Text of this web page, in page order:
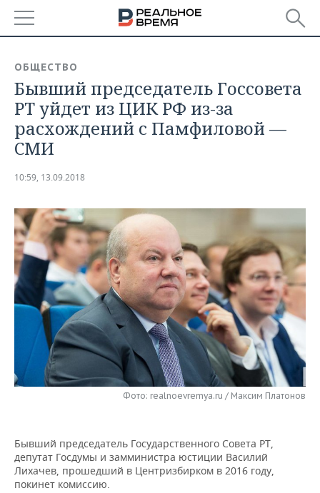
БАШКОРТОСТАН
ТАТАРСТАН
УДМУРТИЯ
НОВОСТИ
АНАЛИТИКА
НОВОСТИ АНАЛИТИКИ
ДЕКЛАРАЦИИ О ДОХОДАХ
КОРОЛИ ГОСЗАКАЗА ПФО
ВУЗЫ ТАТАРСТАНА
КОМУ ПРИНАДЛЕЖАТ
ТОРГОВЫЕ ЦЕНТРЫ
ТАТАРСТАНА
ЭКОНОМИКА
НОВОСТИ ЭКОНОМИКИ
ФИНАНСЫ
БАНКИ
БЮДЖЕТ
ИНВЕСТИЦИИ
ПРОМЫШЛЕННОСТЬ
НОВОСТИ
ПРОМЫШЛЕННОСТИ
АГРОПРОМ
МАШИНОСТРОЕНИЕ
НЕФТЕХИМИЯ
НЕФТЬ
ОПК
НЕДВИЖИМОСТЬ
НОВОСТИ НЕДВИЖИМОСТИ
АВТО
НОВОСТИ АВТО
БИЗНЕС
НОВОСТИ БИЗНЕСА
РОЗНИЧНАЯ ТОРГОВЛЯ
ТРАНСПОРТ
ТЕХНОЛОГИИ
НОВОСТИ ТЕХНОЛОГИЙ
IT
ТЕЛЕКОММУНИКАЦИИ
МЕРОПРИЯТИЯ
НОВОСТИ МЕРОПРИЯТИЙ
БИЗНЕС-БРАНЧИ
ONLINE-КОНФЕРЕНЦИИ
СПОРТ
ФУТБОЛ
ХОККЕЙ
НОВОСТИ ОБЩЕСТВА
ВЛАСТЬ
ФОТОГАЛЕРЕЯ
СЮЖЕТЫ
ОБЩЕСТВО
Бывший председатель Госсовета
РТ уйдет из ЦИК РФ из-за
расхождений с Памфиловой —
СМИ
10:59, 13.09.2018
Фото: realnoevremya.ru / Максим Платонов
Бывший председатель Государственного Совета РТ,
депутат Госдумы и замминистра юстиции Василий
Лихачев, прошедший в Центризбирком в 2016 году,
покинет комиссию.